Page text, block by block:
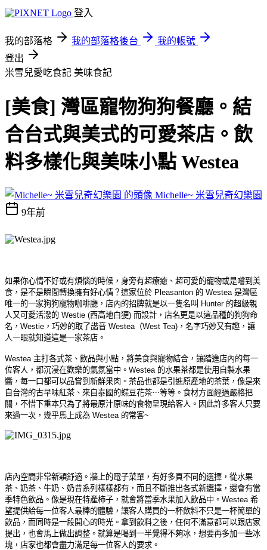
登入
我的部落格 我的部落格後台
我的帳號
登出
米雪兒愛吃食記 美味食記
[美食] 灣區寵物狗狗餐廳。結
合台式與美式的可愛茶店。飲
料多樣化與美味小點 Westea
Michelle~ 米雪兒奇幻樂園
9年前
如果你心情不好或有煩惱的時候，身旁有超療癒、超可愛的寵物或是嚐到美
食，是不是瞬間轉換擁有好心情？這家位於 Pleasanton 的 Westea 是灣區
唯一的一家狗狗寵物咖啡廳，店內的招牌就是以一隻名叫 Hunter 的超級親
人又可愛活潑的 Westie (西高地白㹴) 而設計，店名更是以這品種的狗狗命
名，Westie，巧妙的取了諧音 Westea（West Tea)，名字巧妙又有趣，讓
人一眼就知道這是一家茶店。
Westea 主打各式茶、飲品與小點，將美食與寵物結合，讓踏進店內的每一
位客人，都沉浸在歡樂的氣氛當中。Westea 的水果茶都是使用自製水果
醬，每一口都可以品嘗到新鮮果肉。茶品也都是引進原產地的茶葉，像是來
自台灣的古早味紅茶、來自泰國的蝶豆花茶⋯等等。食材方面經過嚴格把
關，不惜下重本只為了將最原汁原味的食物呈現給客人。因此許多客人只要
來過一次，幾乎馬上成為 Westea 的常客~
店內空間非常新穎舒適。牆上的電子菜單，有好多頁不同的選擇，從水果
茶、奶茶、牛奶、奶昔系列樣樣都有，而且不斷推出各式新選擇，還會有當
季特色飲品。像是現在特產柿子，就會將當季水果加入飲品中。Westea 希
望提供給每一位客人最棒的體驗，讓客人購買的一杯飲料不只是一杯簡單的
飲品，而同時是一段開心的時光。拿到飲料之後，任何不滿意都可以跟店家
提出，也會馬上做出調整。就算是喝到一半覺得不夠冰，想要再多加一些冰
塊，店家也都會盡力滿足每一位客人的要求。